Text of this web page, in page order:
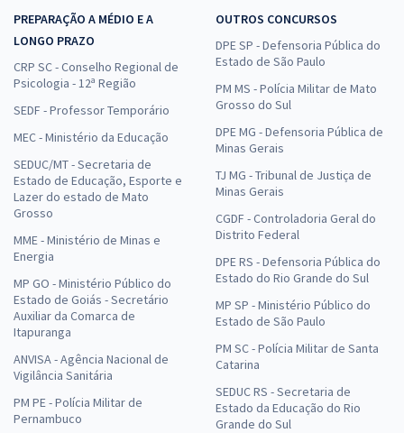
PREPARAÇÃO A MÉDIO E A
LONGO PRAZO
CRP SC - Conselho Regional de
Psicologia - 12ª Região
SEDF - Professor Temporário
MEC - Ministério da Educação
SEDUC/MT - Secretaria de
Estado de Educação, Esporte e
Lazer do estado de Mato
Grosso
MME - Ministério de Minas e
Energia
MP GO - Ministério Público do
Estado de Goiás - Secretário
Auxiliar da Comarca de
Itapuranga
ANVISA - Agência Nacional de
Vigilância Sanitária
PM PE - Polícia Militar de
Pernambuco
OUTROS CONCURSOS
DPE SP - Defensoria Pública do
Estado de São Paulo
PM MS - Polícia Militar de Mato
Grosso do Sul
DPE MG - Defensoria Pública de
Minas Gerais
TJ MG - Tribunal de Justiça de
Minas Gerais
CGDF - Controladoria Geral do
Distrito Federal
DPE RS - Defensoria Pública do
Estado do Rio Grande do Sul
MP SP - Ministério Público do
Estado de São Paulo
PM SC - Polícia Militar de Santa
Catarina
SEDUC RS - Secretaria de
Estado da Educação do Rio
Grande do Sul